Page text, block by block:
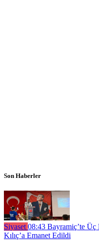
Son Haberler
Siyaset 08:43 Bayramiç’te
Kılıç’a Emanet Edildi